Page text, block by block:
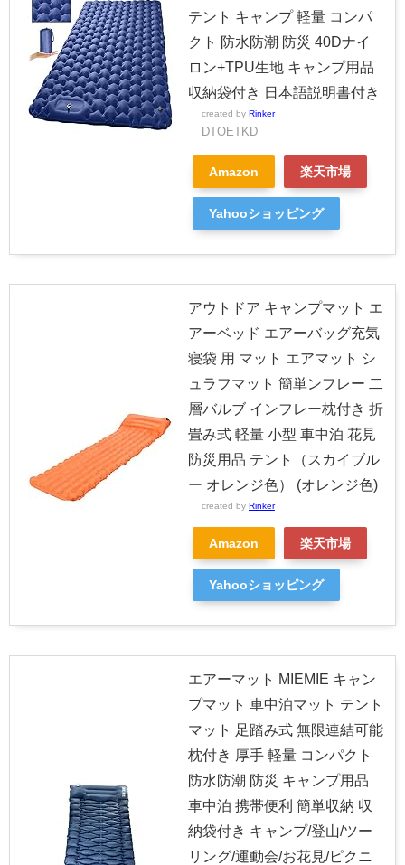
テント キャンプ 軽量 コンパ
クト 防水防潮 防災 40Dナイ
ロン+TPU生地 キャンプ用品
収納袋付き 日本語説明書付き
created by Rinker
DTOETKD
Amazon 楽天市場
Yahooショッピング
アウトドア キャンプマット エ
アーベッド エアーバッグ充気
寝袋 用 マット エアマット シ
ュラフマット 簡単ンフレー 二
層バルブ インフレー枕付き 折
畳み式 軽量 小型 車中泊 花見
防災用品 テント（スカイブル
ー オレンジ色） (オレンジ色)
created by Rinker
Amazon 楽天市場
Yahooショッピング
エアーマット MIEMIE キャン
プマット 車中泊マット テント
マット 足踏み式 無限連結可能
枕付き 厚手 軽量 コンパクト
防水防潮 防災 キャンプ用品
車中泊 携帯便利 簡単収納 収
納袋付き キャンプ/登山/ツー
リング/運動会/お花見/ピクニ